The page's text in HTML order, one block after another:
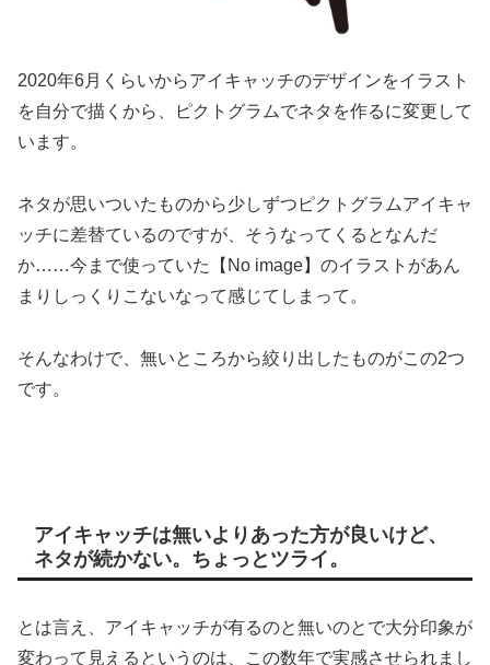
2020年6月くらいからアイキャッチのデザインをイラスト
を自分で描くから、ピクトグラムでネタを作るに変更して
います。
ネタが思いついたものから少しずつピクトグラムアイキャ
ッチに差替ているのですが、そうなってくるとなんだ
か……今まで使っていた【No image】のイラストがあん
まりしっくりこないなって感じてしまって。
そんなわけで、無いところから絞り出したものがこの2つ
です。
アイキャッチは無いよりあった方が良いけど、
ネタが続かない。ちょっとツライ。
とは言え、アイキャッチが有るのと無いのとで大分印象が
変わって見えるというのは、この数年で実感させられまし